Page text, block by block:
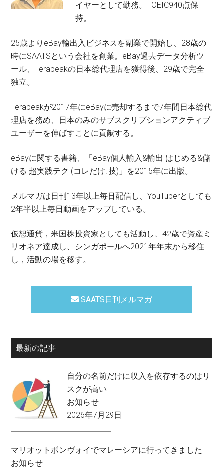
イヤーとして勤務。TOEIC940点保
持。
25歳よりeBay輸出入ビジネスを副業で開始し、28歳の
時にSAATSという会社を創業。eBay過去データ分析ツ
ール、Terapeakの日本総代理店を獲得後、29歳で完全
独立。
Terapeakが2017年にeBayに売却するまで7年間日本総代
理店を務め、日本のみのサブスクリプションアクティブ
ユーザーを伸ばすことに貢献する。
eBayに関する書籍、「eBay個人輸入&輸出 はじめる&儲
ける 超実践テク (コレだけ! 技)」を2015年に出版。
メルマガは日刊13年以上毎日配信し、YouTuberとしても
2年半以上毎日動画をアップしている。
仮想通貨，米国株投資家としても活動し、42歳で資産ミ
リオネア達成し、シンガポールへ2021年年末から移住
し，活動の場を移す。
SAATS日刊メルマガ
最新の記事
自分の名前だけに収入を依存するのはリ
スクが高い
お知らせ
2026年7月29日
マリオットボンヴォイでマレーシアに行ってきました
お知らせ